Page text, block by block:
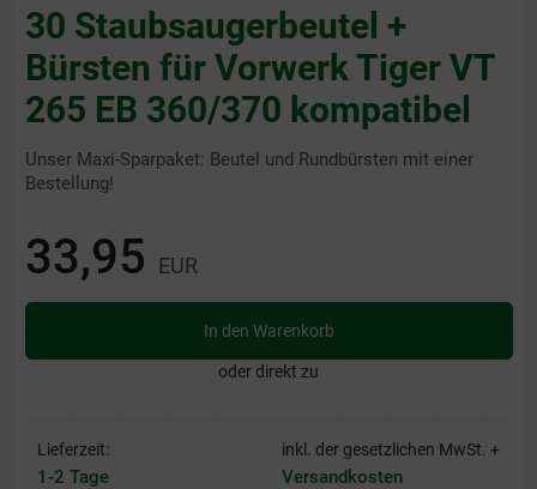
30 Staubsaugerbeutel +
Bürsten für Vorwerk Tiger VT
265 EB 360/370 kompatibel
Unser Maxi-Sparpaket: Beutel und Rundbürsten mit einer
Bestellung!
33,95 EUR
In den Warenkorb
oder direkt zu
Lieferzeit:
1-2 Tage
inkl. der gesetzlichen MwSt. +
Versandkosten